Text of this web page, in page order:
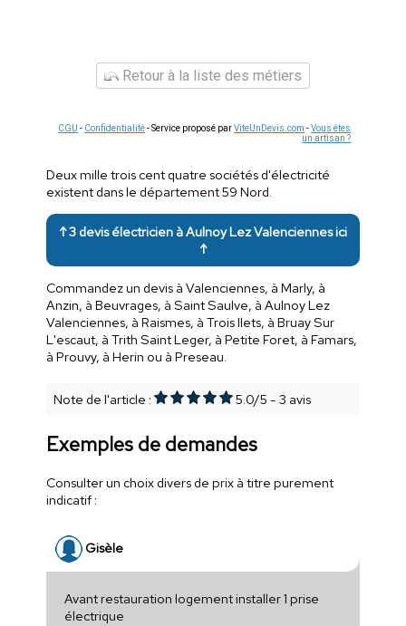
Retour à la liste des métiers
CGU - Confidentialité- Service proposé parViteUnDevis.com -Vous êtes
un artisan ?
Deux mille trois cent quatre sociétés d'électricité
existent dans le département 59 Nord.
↑ 3 devis électricien à Aulnoy Lez Valenciennes ici
↑
Commandez un devis à Valenciennes, à Marly, à
Anzin, à Beuvrages, à Saint Saulve, à Aulnoy Lez
Valenciennes, à Raismes, à Trois Ilets, à Bruay Sur
L'escaut, à Trith Saint Leger, à Petite Foret, à Famars,
à Prouvy, à Herin ou à Preseau.
Note de l'article : 5.0/5 - 3 avis
Exemples de demandes
Consulter un choix divers de prix à titre purement
indicatif :
Gisèle
Avant restauration logement installer 1 prise
électrique